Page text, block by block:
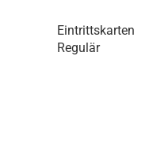
Eintrittskarten
Regulär